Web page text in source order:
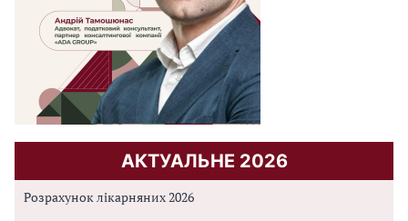
АКТУАЛЬНЕ 2026
Розрахунок лікарняних 2026